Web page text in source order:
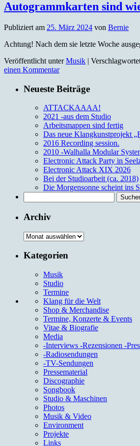
Autogrammkarten sind
Publiziert am 25. März 2024 von Bernie
Achtung! Nach dem sie letzte Woche
Veröffentlicht unter Musik |
einen Kommentar
Neueste Beiträge
ATTACKAAAA!
2021 -aus dem Studio
Arbeitsmappen sind fertig
Das neue Klangkunstprojekt
2016 Recording session.
2010 -Walhalla Modular
Electronic Attack Party in
Electronic Attack XIX 2026
Bei der Studioarbeit (ca. 2018)
Die Morgensonne scheint ins
nach:
Archiv
Archiv
Kategorien
Musik
Studio
Termine
Klang für die Welt
Shop & Merchandise
Termine, Konzerte & Events
Vitae & Biografie
Media
-Interviews -Rezensionen -
-Radiosendungen
-TV-Sendungen
Pressematerial
Discographie
Songbook
Studio & Maschinen
Photos
Musik & Video
Environment
Projekte
Links